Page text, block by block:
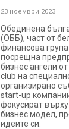
23 ноември 2023
Обединена
(ОББ), част от
финансова група
посрещна
бизнес ангели
club на
организирано
start-up
фокусират
бизнес модел,
идеите си.